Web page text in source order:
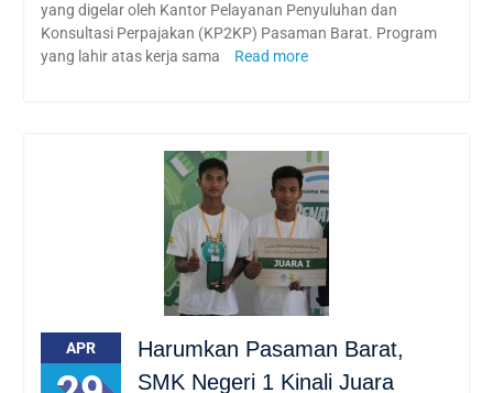
yang digelar oleh Kantor Pelayanan Penyuluhan dan
Konsultasi Perpajakan (KP2KP) Pasaman Barat. Program
yang lahir atas kerja sama
Read more
APR
Harumkan Pasaman Barat,
SMK Negeri 1 Kinali Juara